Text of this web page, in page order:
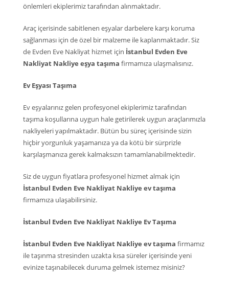
önlemleri ekiplerimiz tarafından alınmaktadır.
Araç içerisinde sabitlenen eşyalar darbelere karşı koruma
sağlanması için de özel bir malzeme ile kaplanmaktadır. Siz
de Evden Eve Nakliyat hizmet için İstanbul Evden Eve
Nakliyat Nakliye eşya taşıma firmamıza ulaşmalısınız.
Ev Eşyası Taşıma
Ev eşyalarınız gelen profesyonel ekiplerimiz tarafından
taşıma koşullarına uygun hale getirilerek uygun araçlarımızla
nakliyeleri yapılmaktadır. Bütün bu süreç içerisinde sizin
hiçbir yorgunluk yaşamanıza ya da kötü bir sürprizle
karşılaşmanıza gerek kalmaksızın tamamlanabilmektedir.
Siz de uygun fiyatlara profesyonel hizmet almak için
İstanbul Evden Eve Nakliyat Nakliye ev taşıma
firmamıza ulaşabilirsiniz.
İstanbul Evden Eve Nakliyat Nakliye Ev Taşıma
İstanbul Evden Eve Nakliyat Nakliye ev taşıma firmamız
ile taşınma stresinden uzakta kısa süreler içerisinde yeni
evinize taşınabilecek duruma gelmek istemez misiniz?